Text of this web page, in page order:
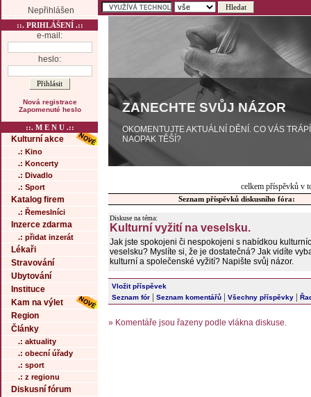
Nepřihlášen
::. PRIHLÁŠENÍ .::
e-mail:
heslo:
Nová registrace
Zapomenuté heslo
::. M E N U .::
Kulturní akce
.: Kino
.: Koncerty
.: Divadlo
.: Sport
Katalog firem
.: Řemeslníci
Inzerce zdarma
.: přidat inzerát
Lékaři
Stravování
Ubytování
Instituce
Kam na výlet
Region
Články
.: aktuality
.: obecní úřady
.: sport
.: z regionu
Diskusní fórum
ZANECHTE SVŮJ NÁZOR
OKOMENTUJTE AKTUÁLNÍ DĚNÍ. CO VÁS
NAOPAK TĚŠÍ?
celkem příspěvků v
Seznam příspěvků diskusního fóra:
Diskuse na téma:
Kulturní vyžití na veselsku.
Jak jste spokojeni či nespokojeni s nabídkou
veselsku? Myslíte si, že je dostatečná? Jak vidíte
kulturní a společenské vyžití? Napište svůj názor.
Vložit příspěvek
Seznam fór | Seznam komentářů | Všechny příspěvky |
» Komentáře jsou řazeny podle vlákna diskuse.